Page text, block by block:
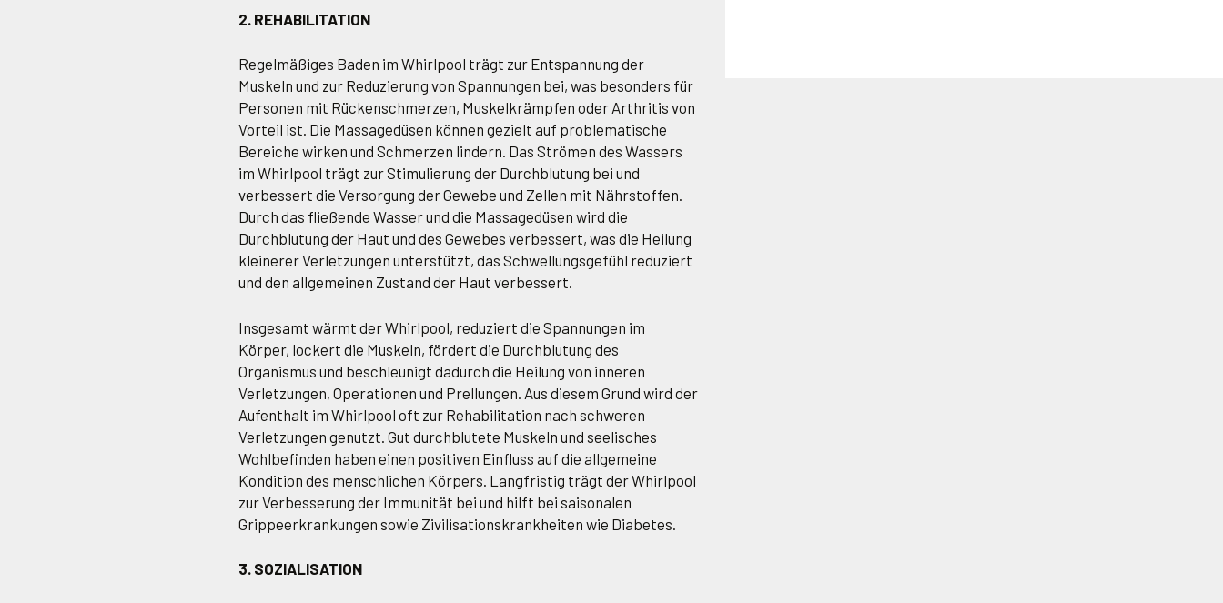
2. REHABILITATION
Regelmäßiges Baden im Whirlpool trägt zur Entspannung der
Muskeln und zur Reduzierung von Spannungen bei, was besonders für
Personen mit Rückenschmerzen, Muskelkrämpfen oder Arthritis von
Vorteil ist. Die Massagedüsen können gezielt auf problematische
Bereiche wirken und Schmerzen lindern. Das Strömen des Wassers
im Whirlpool trägt zur Stimulierung der Durchblutung bei und
verbessert die Versorgung der Gewebe und Zellen mit Nährstoffen.
Durch das fließende Wasser und die Massagedüsen wird die
Durchblutung der Haut und des Gewebes verbessert, was die Heilung
kleinerer Verletzungen unterstützt, das Schwellungsgefühl reduziert
und den allgemeinen Zustand der Haut verbessert.
Insgesamt wärmt der Whirlpool, reduziert die Spannungen im
Körper, lockert die Muskeln, fördert die Durchblutung des
Organismus und beschleunigt dadurch die Heilung von inneren
Verletzungen, Operationen und Prellungen. Aus diesem Grund wird der
Aufenthalt im Whirlpool oft zur Rehabilitation nach schweren
Verletzungen genutzt. Gut durchblutete Muskeln und seelisches
Wohlbefinden haben einen positiven Einfluss auf die allgemeine
Kondition des menschlichen Körpers. Langfristig trägt der Whirlpool
zur Verbesserung der Immunität bei und hilft bei saisonalen
Grippeerkrankungen sowie Zivilisationskrankheiten wie Diabetes.
3. SOZIALISATION